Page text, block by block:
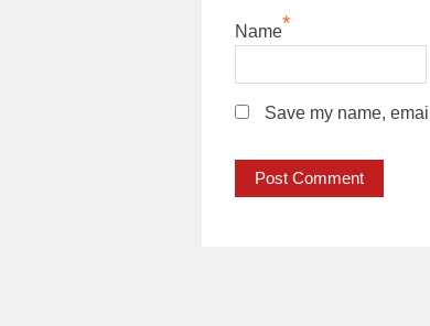
Name*
Save my name,